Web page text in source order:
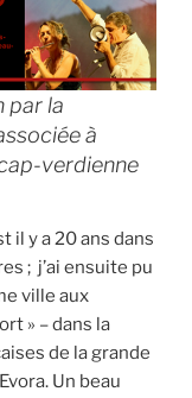
par la
à
verdienne
il y a 20 ans dans
; j’ai ensuite pu
ville aux
» – dans la
de la grande
Un beau